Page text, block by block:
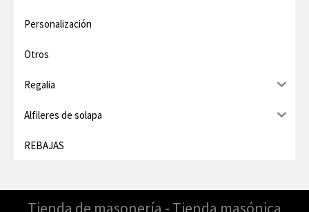
Personalización
Otros
Regalia
Alfileres de solapa
REBAJAS
Tienda de masonería - Tienda masónica